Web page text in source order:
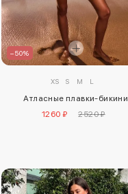
–50%
XS S M L
Атласные плавки-бикини
1260 ₽
2520 ₽